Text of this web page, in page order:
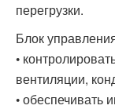
перегрузки.
Блок
•
вентиляции,
• обеспечивать